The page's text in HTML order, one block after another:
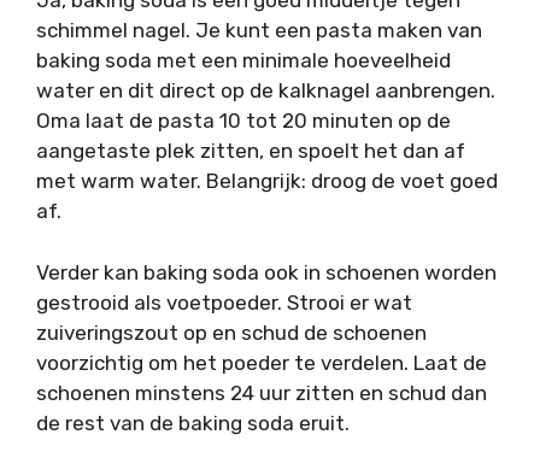
schimmel nagel. Je kunt een pasta maken van
baking soda met een minimale hoeveelheid
water en dit direct op de kalknagel aanbrengen.
Oma laat de pasta 10 tot 20 minuten op de
aangetaste plek zitten, en spoelt het dan af
met warm water. Belangrijk: droog de voet goed
af.
Verder kan baking soda ook in schoenen worden
gestrooid als voetpoeder. Strooi er wat
zuiveringszout op en schud de schoenen
voorzichtig om het poeder te verdelen. Laat de
schoenen minstens 24 uur zitten en schud dan
de rest van de baking soda eruit.